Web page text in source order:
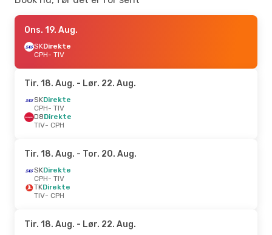
Ons. 19. Aug.
SKDirekte
CPH- TIV
Tir. 18. Aug. - Lør. 22. Aug.
SKDirekte
CPH- TIV
D8Direkte
TIV- CPH
Tir. 18. Aug. - Tor. 20. Aug.
SKDirekte
CPH- TIV
TKDirekte
TIV- CPH
Tir. 18. Aug. - Lør. 22. Aug.